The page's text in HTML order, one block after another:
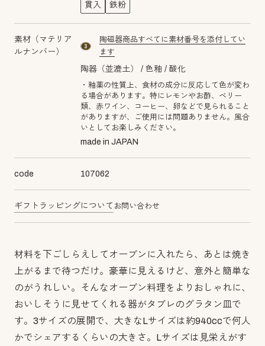
貫入 鉄粉
素材（マテリア
ルナンバー）
material number3
陶磁器商品すべてに素材番号を添付してい
ます
陶器（並漉土） 色釉 酸化
・釉薬の性質上、食材の成分に反応して色が変わ
る場合があります。特にレモンやお酢、ベリー
類、赤ワイン、コーヒー、卵などで見られること
がありますが、ご使用には問題ありません。風合
いとしてお楽しみください。
made in JAPAN
code 107062
ギフトラッピングについて お問い合わせ
材料を下ごしらえしてオーブンに入れたら、あとは焼き
上がるまで待つだけ。豪華に見えるけど、意外と簡単な
のがうれしい。そんなオーブン料理をよりおしゃれに、
おいしそうに見せてくれる器がタブレのグラタン皿で
す。3サイズの展開で、大きなLサイズは約940ccで何人
かでシェアするくらいの大きさ。Lサイズは見栄えがす